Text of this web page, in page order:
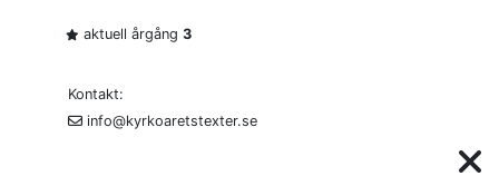
aktuell årgång 3
Kontakt:
info@kyrkoaretstexter.se